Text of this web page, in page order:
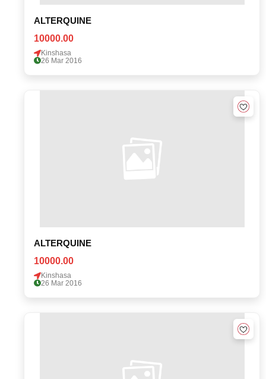
ALTERQUINE
10000.00
Kinshasa
26 Mar 2016
ALTERQUINE
10000.00
Kinshasa
26 Mar 2016